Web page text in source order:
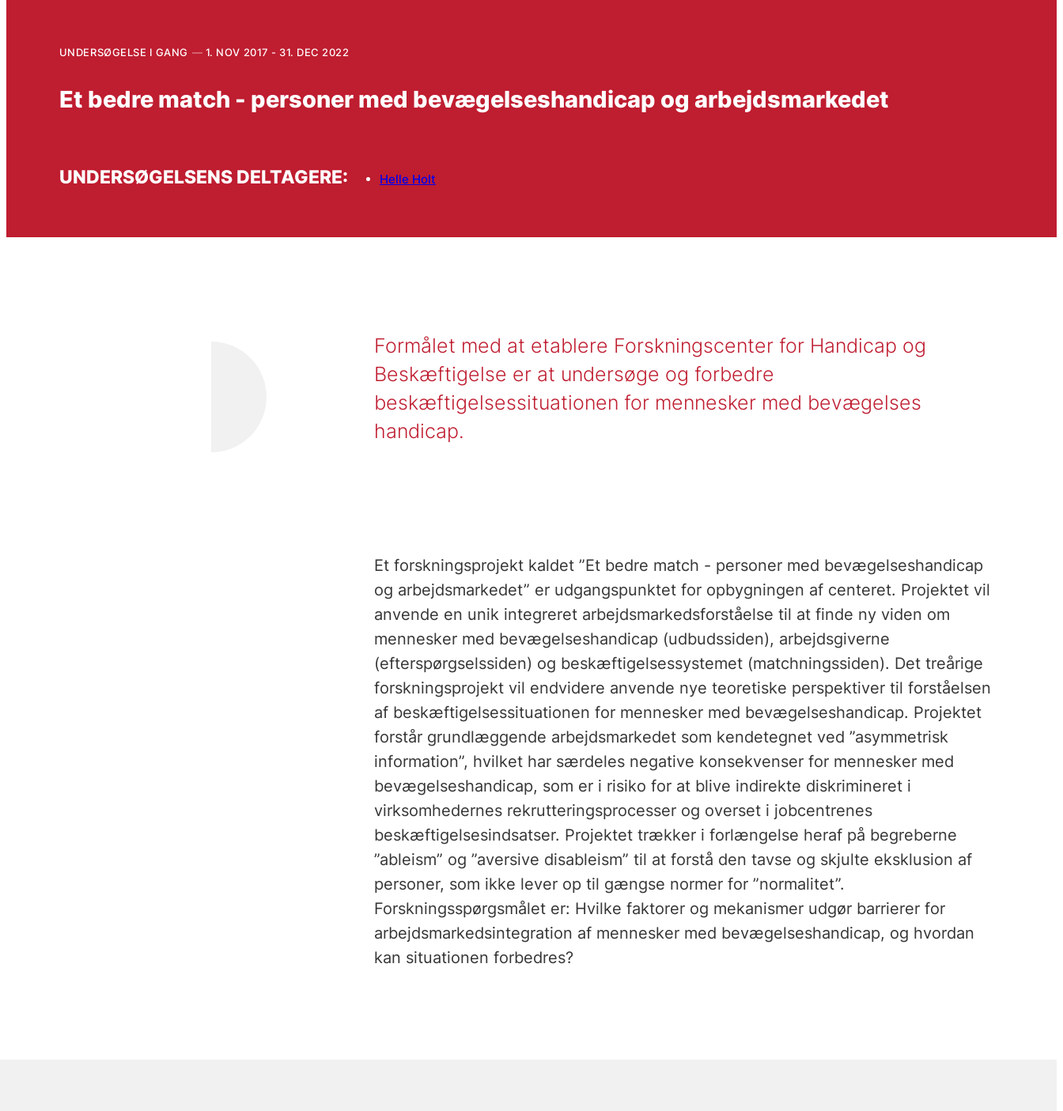
UNDERSØGELSE I GANG 1. NOV 2017 - 31. DEC 2022
Et bedre match - personer med bevægelseshandicap og arbejdsmarkedet
UNDERSØGELSENS DELTAGERE: Helle Holt
Formålet med at etablere Forskningscenter for Handicap og
Beskæftigelse er at undersøge og forbedre
beskæftigelsessituationen for mennesker med bevægelses
handicap.
Et forskningsprojekt kaldet ”Et bedre match - personer med bevægelseshandicap
og arbejdsmarkedet” er udgangspunktet for opbygningen af centeret. Projektet vil
anvende en unik integreret arbejdsmarkedsforståelse til at finde ny viden om
mennesker med bevægelseshandicap (udbudssiden), arbejdsgiverne
(efterspørgselssiden) og beskæftigelsessystemet (matchningssiden). Det treårige
forskningsprojekt vil endvidere anvende nye teoretiske perspektiver til forståelsen
af beskæftigelsessituationen for mennesker med bevægelseshandicap. Projektet
forstår grundlæggende arbejdsmarkedet som kendetegnet ved ”asymmetrisk
information”, hvilket har særdeles negative konsekvenser for mennesker med
bevægelseshandicap, som er i risiko for at blive indirekte diskrimineret i
virksomhedernes rekrutteringsprocesser og overset i jobcentrenes
beskæftigelsesindsatser. Projektet trækker i forlængelse heraf på begreberne
”ableism” og ”aversive disableism” til at forstå den tavse og skjulte eksklusion af
personer, som ikke lever op til gængse normer for ”normalitet”.
Forskningsspørgsmålet er: Hvilke faktorer og mekanismer udgør barrierer for
arbejdsmarkedsintegration af mennesker med bevægelseshandicap, og hvordan
kan situationen forbedres?